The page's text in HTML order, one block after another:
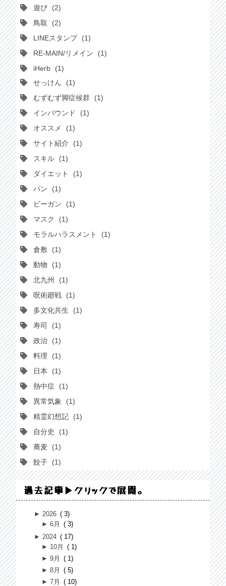
遊び
2
鳥取
2
LINEスタンプ
1
RE-MAIN/リメイン
1
iHerb
1
せっけん
1
むずむず脚症候群
1
インバウンド
1
オススメ
1
サイト紹介
1
スキル
1
ダイエット
1
パン
1
ビーガン
1
マスク
1
モラルハラスメント
1
倉敷
1
動物
1
北九州
1
呪術廻戦
1
多文化共生
1
寿司
1
政治
1
料理
1
日本
1
熱中症
1
異常気象
1
精霊幻想記
1
自分史
1
蕎麦
1
餃子
1
過去記事▶クリックで展開。
►2026
3
►6月
3
►2024
17
► 10月
1
►9月
1
►8月
5
►7月
10